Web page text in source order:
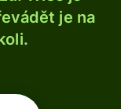
je na